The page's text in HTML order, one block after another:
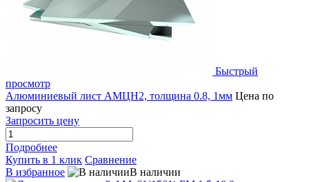
Быстрый
просмотр
Алюминиевый лист АМЦН2, толщина 0.8, 1мм Цена по
запросу
Запросить цену
Подробнее
Купить в 1 клик Сравнение
В избранное
В наличии